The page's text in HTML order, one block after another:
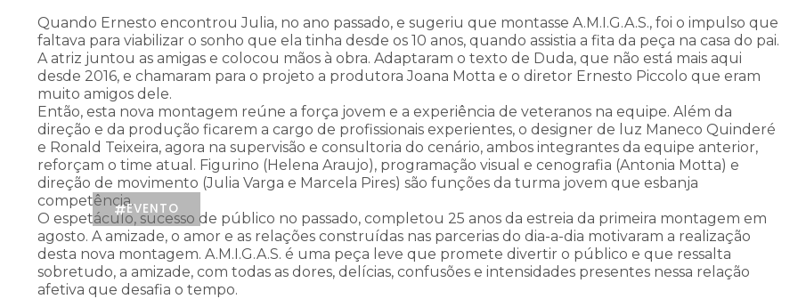
Eventos
TODOS
ALÉM PARAÍBA
RIO DE JANEIRO
EVENTO
Quando Ernesto encontrou Julia, no ano passado, e sugeriu que montasse A.M.I.G.A.S., foi o impulso que
faltava para viabilizar o sonho que ela tinha desde os 10 anos, quando assistia a fita da peça na casa do pai.
A atriz juntou as amigas e colocou mãos à obra. Adaptaram o texto de Duda, que não está mais aqui
desde 2016, e chamaram para o projeto a produtora Joana Motta e o diretor Ernesto Piccolo que eram
muito amigos dele.
Então, esta nova montagem reúne a força jovem e a experiência de veteranos na equipe. Além da
direção e da produção ficarem a cargo de profissionais experientes, o designer de luz Maneco Quinderé
e Ronald Teixeira, agora na supervisão e consultoria do cenário, ambos integrantes da equipe anterior,
reforçam o time atual. Figurino (Helena Araujo), programação visual e cenografia (Antonia Motta) e
direção de movimento (Julia Varga e Marcela Pires) são funções da turma jovem que esbanja
competência.
O espetáculo, sucesso de público no passado, completou 25 anos da estreia da primeira montagem em
agosto. A amizade, o amor e as relações construídas nas parcerias do dia-a-dia motivaram a realização
desta nova montagem. A.M.I.G.A.S. é uma peça leve que promete divertir o público e que ressalta
sobretudo, a amizade, com todas as dores, delícias, confusões e intensidades presentes nessa relação
afetiva que desafia o tempo.